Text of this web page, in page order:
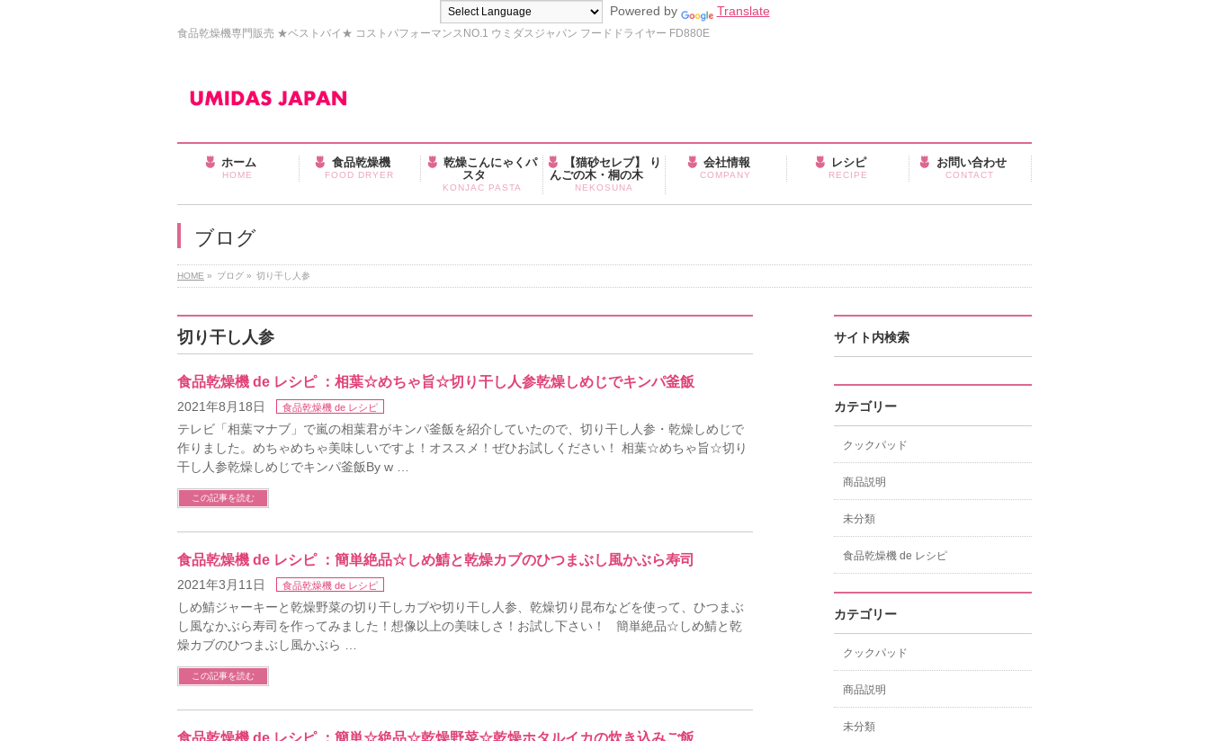
Powered by Translate
食品乾燥機専門販売 ★ベストバイ★ コストパフォーマンスNO.1 ウミダスジャパン フードドライヤー FD880E
ホーム
HOME
食品乾燥機
FOOD DRYER
乾燥こんにゃくパ
スタ
KONJAC PASTA
【猫砂セレブ】 り
んごの木・桐の木
NEKOSUNA
会社情報
COMPANY
レシピ
RECIPE
お問い合わせ
CONTACT
ブログ
HOME » ブログ » 切り干し人参
切り干し人参
食品乾燥機 de レシピ ：相葉☆めちゃ旨☆切り干し人参乾燥しめじでキンパ釜飯
2021年8月18日 食品乾燥機 de レシピ
テレビ「相葉マナブ」で嵐の相葉君がキンパ釜飯を紹介していたので、切り干し人参・乾燥しめじで
作りました。めちゃめちゃ美味しいですよ！オススメ！ぜひお試しください！ 相葉☆めちゃ旨☆切り
干し人参乾燥しめじでキンパ釜飯By w …
この記事を読む
食品乾燥機 de レシピ ：簡単絶品☆しめ鯖と乾燥カブのひつまぶし風かぶら寿司
2021年3月11日 食品乾燥機 de レシピ
しめ鯖ジャーキーと乾燥野菜の切り干しカブや切り干し人参、乾燥切り昆布などを使って、ひつまぶ
し風なかぶら寿司を作ってみました！想像以上の美味しさ！お試し下さい！ 簡単絶品☆しめ鯖と乾
燥カブのひつまぶし風かぶら …
この記事を読む
食品乾燥機 de レシピ ：簡単☆絶品☆乾燥野菜☆乾燥ホタルイカの炊き込みご飯
サイト内検索
カテゴリー
クックパッド
商品説明
未分類
食品乾燥機 de レシピ
カテゴリー
クックパッド
商品説明
未分類